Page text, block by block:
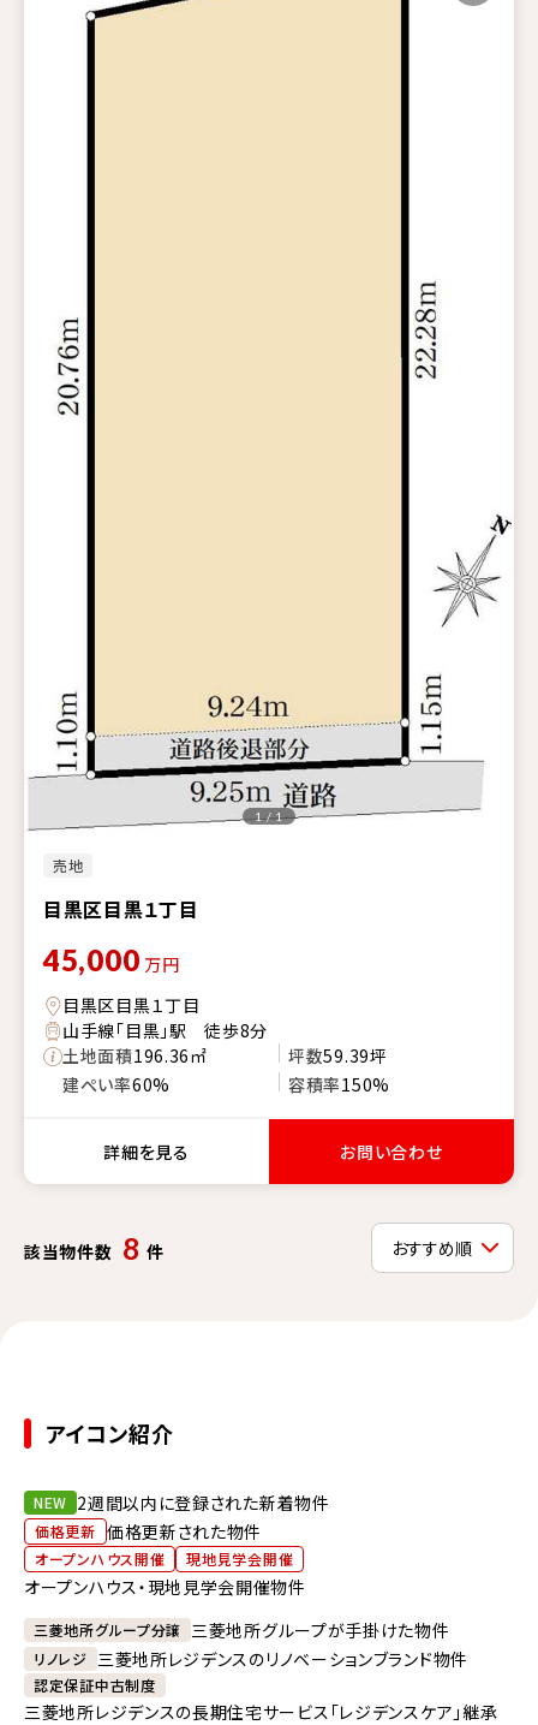
売地
目黒区目黒１丁目
1 / 1
45,000 万円
目黒区目黒１丁目
山手線「目黒」駅 徒歩8分
土地面積196.36㎡ 坪数59.39坪
建ぺい率60% 容積率150%
詳細を見る お問い合わせ
該当物件数 8 件
アイコン紹介
NEW 2週間以内に登録された新着物件
価格更新 価格更新された物件
オープンハウス開催 現地見学会開催
オープンハウス・現地見学会開催物件
三菱地所グループ分譲 三菱地所グループが手掛けた物件
リノレジ 三菱地所レジデンスのリノベーションブランド物件
認定保証中古制度
三菱地所レジデンスの長期住宅サービス「レジデンスケア」継承